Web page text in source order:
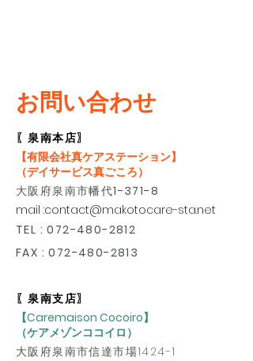
お問い合わせ
〖泉南本店〗
【有限会社真ケアステーション】
（デイサービス真ごころ）
大阪府泉南市幡代1-371-8
mail :contact@makotocare-sta.net
TEL :072-480-2812
FAX :072-480-2813
〖泉南支店〗
【Caremaison Cocoiro】
（ケアメゾンココイロ）
大阪府泉南市信達市場1424-1